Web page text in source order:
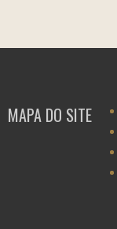
MAPA DO SITE